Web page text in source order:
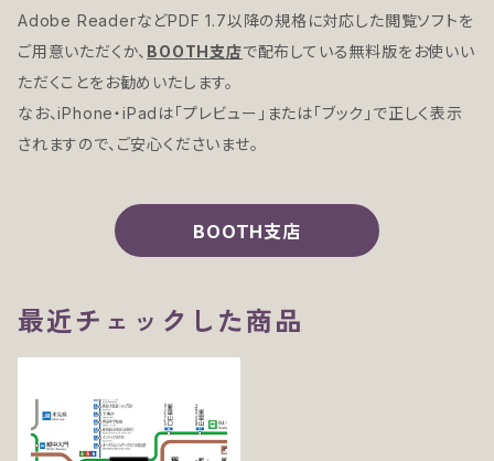
Adobe ReaderなどPDF 1.7以降の規格に対応した閲覧ソフトを
ご用意いただくか、 BOOTH支店で配布している無料版をお使いい
ただくことをお勧めいたします。
なお、iPhone・iPadは「プレビュー」または「ブック」で正しく表示
されますので、ご安心くださいませ。
BOOTH支店
最近チェックした商品